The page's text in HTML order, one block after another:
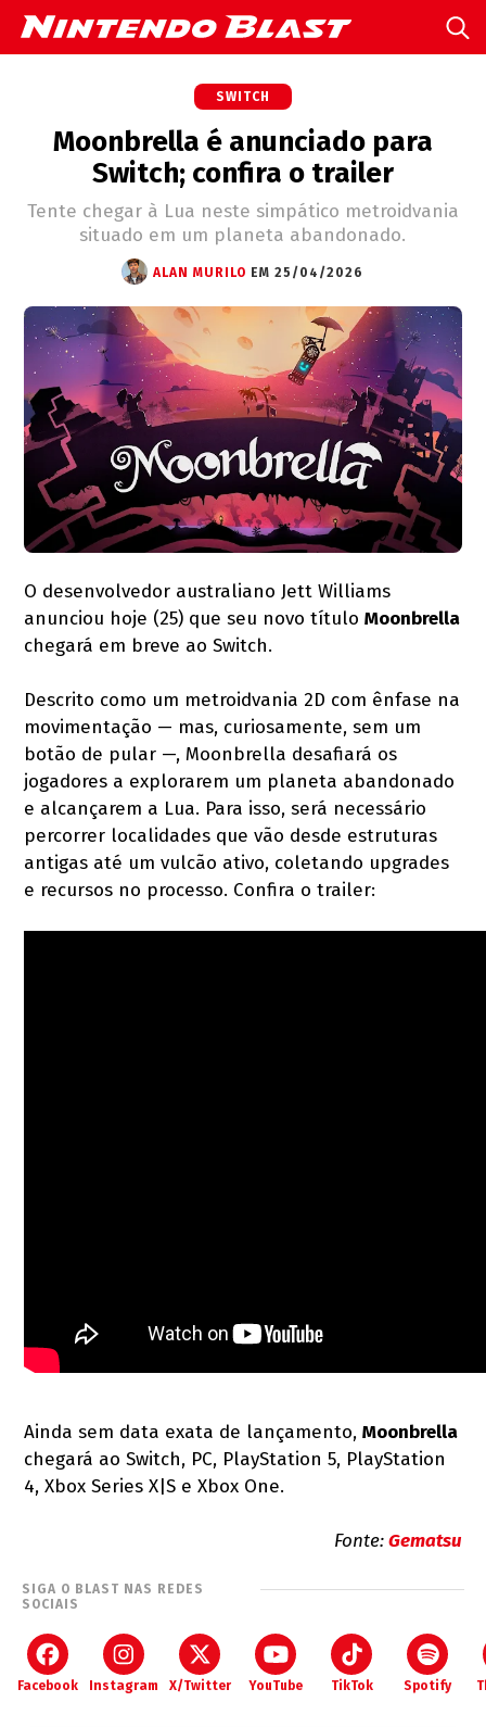
SWITCH
Moonbrella é anunciado para
Switch; confira o trailer
Tente chegar à Lua neste simpático metroidvania
situado em um planeta abandonado.
ALAN MURILO EM 25/04/2026
O desenvolvedor australiano Jett Williams
anunciou hoje (25) que seu novo títuloMoonbrella
chegará em breve ao Switch.
Descrito como um metroidvania 2D com ênfase na
movimentação — mas, curiosamente, sem um
botão de pular —, Moonbrella desafiará os
jogadores a explorarem um planeta abandonado
e alcançarem a Lua. Para isso, será necessário
percorrer localidades que vão desde estruturas
antigas até um vulcão ativo, coletando upgrades
e recursos no processo. Confira o trailer:
Ainda sem data exata de lançamento,Moonbrella
chegará ao Switch, PC, PlayStation 5, PlayStation
4, Xbox Series X|S e Xbox One.
Fonte:Gematsu
SIGA O BLAST NAS REDES
SOCIAIS
Facebook Instagram X/Twitter YouTube TikTok Spotify